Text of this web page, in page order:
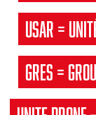
USAR =
GRES =